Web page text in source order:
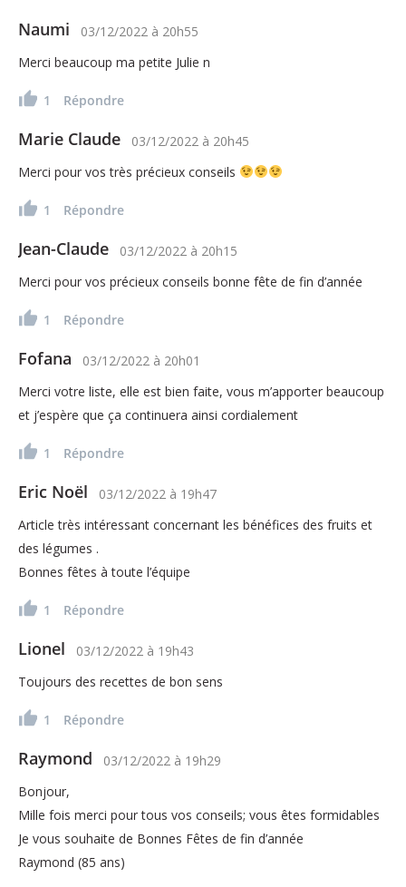
Naumi 03/12/2022 à 20h55
Merci beaucoup ma petite Julie n
1 Répondre
Marie Claude 03/12/2022 à 20h45
Merci pour vos très précieux conseils
1 Répondre
Jean-Claude 03/12/2022 à 20h15
Merci pour vos précieux conseils bonne fête de fin d’année
1 Répondre
Fofana 03/12/2022 à 20h01
Merci votre liste, elle est bien faite, vous m’apporter beaucoup
et j’espère que ça continuera ainsi cordialement
1 Répondre
Eric Noël 03/12/2022 à 19h47
Article très intéressant concernant les bénéfices des fruits et
des légumes .
Bonnes fêtes à toute l’équipe
1 Répondre
Lionel 03/12/2022 à 19h43
Toujours des recettes de bon sens
1 Répondre
Raymond 03/12/2022 à 19h29
Bonjour,
Mille fois merci pour tous vos conseils; vous êtes formidables
Je vous souhaite de Bonnes Fêtes de fin d’année
Raymond (85 ans)